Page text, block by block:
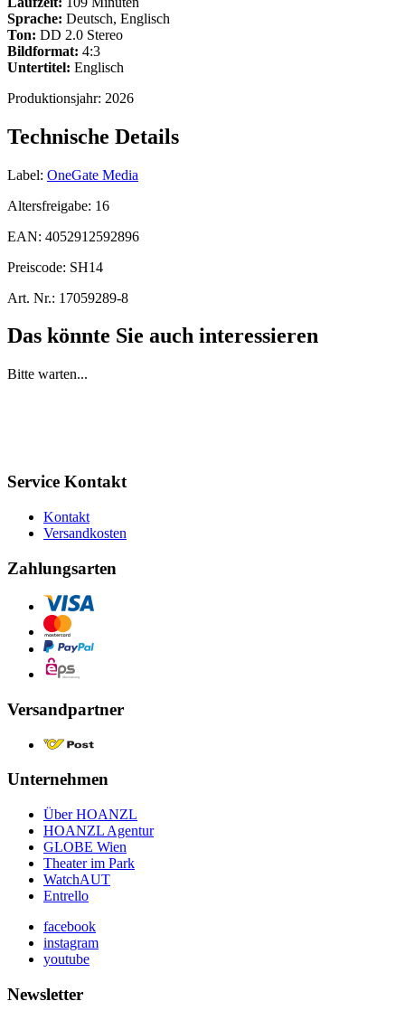
Sprache: Deutsch, Englisch
Ton: DD 2.0 Stereo
Bildformat: 4:3
Untertitel: Englisch
Produktionsjahr: 2026
Technische Details
Label: OneGate Media
Altersfreigabe: 16
EAN: 4052912592896
Preiscode: SH14
Art. Nr.: 17059289-8
Das könnte Sie auch interessieren
Bitte warten...
Service Kontakt
Kontakt
Versandkosten
Zahlungsarten
Versandpartner
Unternehmen
Über HOANZL
HOANZL Agentur
GLOBE Wien
Theater im Park
WatchAUT
Entrello
facebook
instagram
youtube
Newsletter